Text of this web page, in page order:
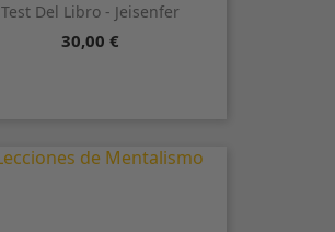
Test Del Libro - Jeisenfer
Precio
30,00 €